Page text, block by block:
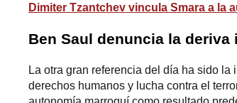
Dimiter Tzantchev vincula Smara a la
Ben Saul denuncia la
La otra gran referencia del día ha sido
derechos humanos y lucha contra el